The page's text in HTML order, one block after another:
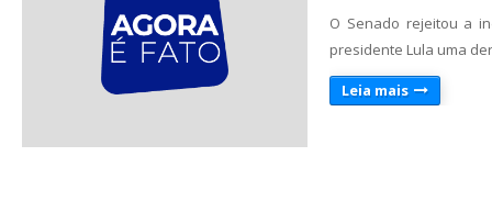
O Senado rejeitou a
presidente Lula uma
Leia mais